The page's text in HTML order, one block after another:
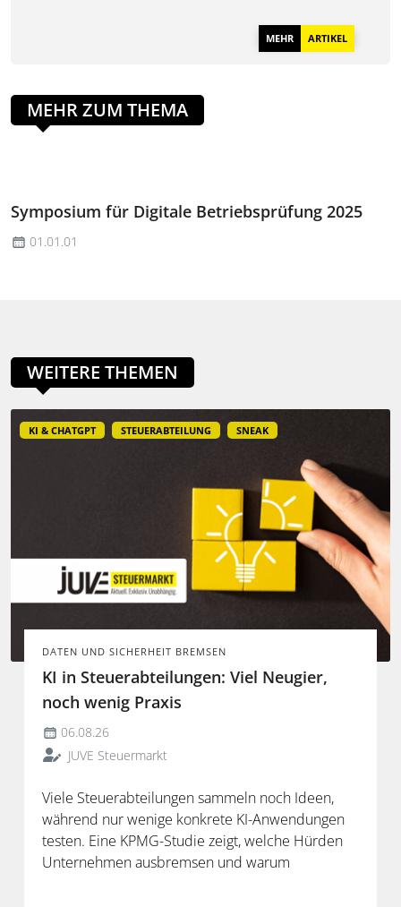
MEHR ARTIKEL
MEHR ZUM THEMA
Symposium für Digitale Betriebsprüfung 2025
01.01.01
WEITERE THEMEN
KI & CHATGPT STEUERABTEILUNG SNEAK
DATEN UND SICHERHEIT BREMSEN
KI in Steuerabteilungen: Viel Neugier,
noch wenig Praxis
06.08.26
JUVE Steuermarkt
Viele Steuerabteilungen sammeln noch Ideen,
während nur wenige konkrete KI-Anwendungen
testen. Eine KPMG-Studie zeigt, welche Hürden
Unternehmen ausbremsen und warum